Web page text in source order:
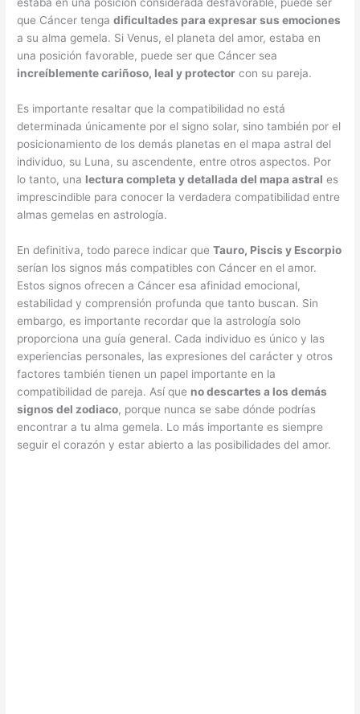
estaba en una posición considerada desfavorable, puede ser
que Cáncer tengadificultades para expresar sus emociones
a su alma gemela. Si Venus, el planeta del amor, estaba en
una posición favorable, puede ser que Cáncer sea
increíblemente cariñoso, leal y protector con su pareja.
Es importante resaltar que la compatibilidad no está
determinada únicamente por el signo solar, sino también por el
posicionamiento de los demás planetas en el mapa astral del
individuo, su Luna, su ascendente, entre otros aspectos. Por
lo tanto, una lectura completa y detallada del mapa astral es
imprescindible para conocer la verdadera compatibilidad entre
almas gemelas en astrología.
En definitiva, todo parece indicar queTauro, Piscis y Escorpio
serían los signos más compatibles con Cáncer en el amor.
Estos signos ofrecen a Cáncer esa afinidad emocional,
estabilidad y comprensión profunda que tanto buscan. Sin
embargo, es importante recordar que la astrología solo
proporciona una guía general. Cada individuo es único y las
experiencias personales, las expresiones del carácter y otros
factores también tienen un papel importante en la
compatibilidad de pareja. Así que no descartes a los demás
signos del zodiaco, porque nunca se sabe dónde podrías
encontrar a tu alma gemela. Lo más importante es siempre
seguir el corazón y estar abierto a las posibilidades del amor.